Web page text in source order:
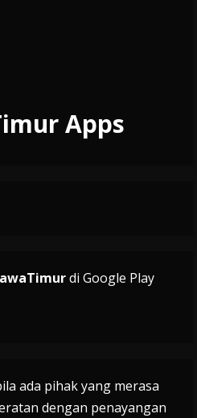
Apps
di Google Play
ada pihak yang merasa
dengan penayangan